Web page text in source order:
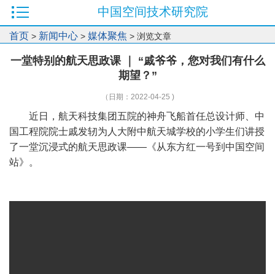
中国空间技术研究院
首页 > 新闻中心 > 媒体聚焦 > 浏览文章
一堂特别的航天思政课 ｜ “戚爷爷，您对我们有什么
期望？”
（日期：2022-04-25 )
近日，航天科技集团五院的神舟飞船首任总设计师、中
国工程院院士戚发轫为人大附中航天城学校的小学生们讲授
了一堂沉浸式的航天思政课——《从东方红一号到中国空间
站》。